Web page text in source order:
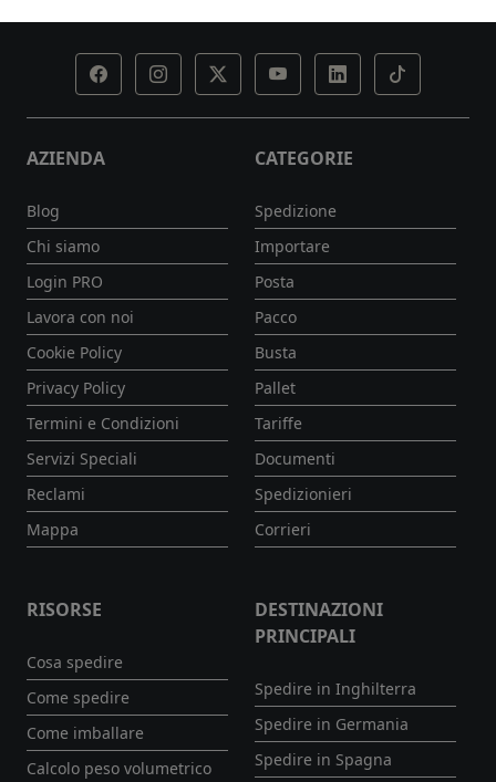
AZIENDA
Blog
Chi siamo
Login PRO
Lavora con noi
Cookie Policy
Privacy Policy
Termini e Condizioni
Servizi Speciali
Reclami
Mappa
CATEGORIE
Spedizione
Importare
Posta
Pacco
Busta
Pallet
Tariffe
Documenti
Spedizionieri
Corrieri
RISORSE
Cosa spedire
Come spedire
Come imballare
Calcolo peso volumetrico
DESTINAZIONI
PRINCIPALI
Spedire in Inghilterra
Spedire in Germania
Spedire in Spagna